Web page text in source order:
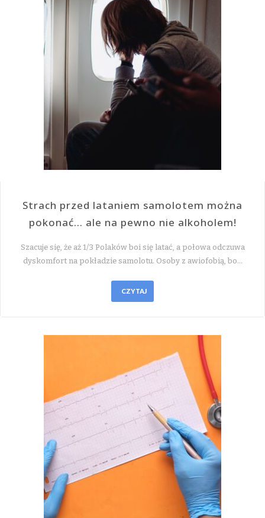
Strach przed lataniem samolotem można
pokonać… ale na pewno nie alkoholem!
Szacuje się, że aż 1/3 Polaków boi się latać, a połowa odczuwa
dyskomfort na pokładzie samolotu. Osoby z awiofobią, bo…
CZYTAJ